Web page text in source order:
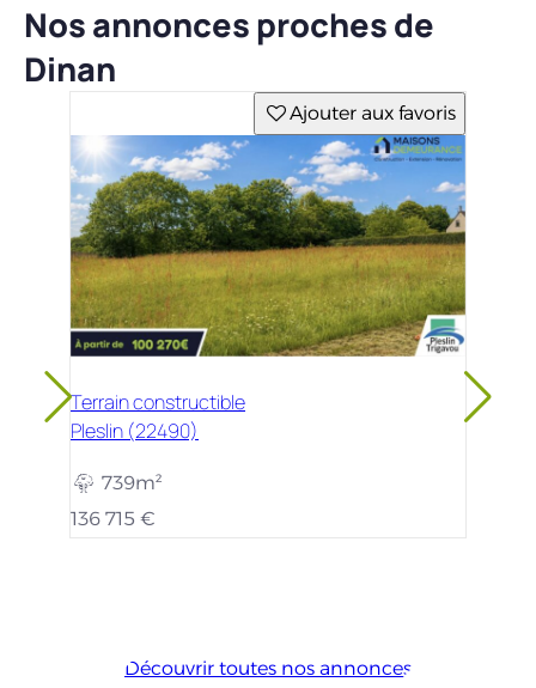
Nos annonces proches de
Dinan
Ajouter aux favoris
Terrain constructible
Pleslin (22490)
739m²
136 715 €
Découvrir toutes nos annonces